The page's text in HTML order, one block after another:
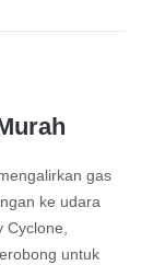
gas
ke udara
Cyclone,
untuk